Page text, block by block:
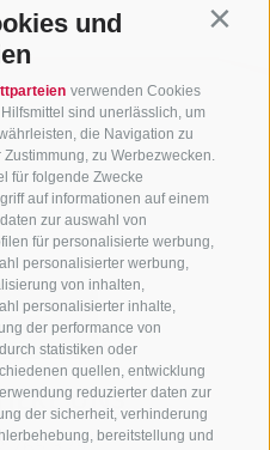
und
verwenden Cookies
sind unerlässlich, um
die Navigation zu
zu Werbezwecken.
für folgende Zwecke
auf informationen auf einem
zur auswahl von
für personalisierte werbung,
personalisierter werbung,
von inhalten,
personalisierter inhalte,
der performance von
statistiken oder
quellen, entwicklung
reduzierter daten zur
der sicherheit, verhinderung
bereitstellung und
UNS